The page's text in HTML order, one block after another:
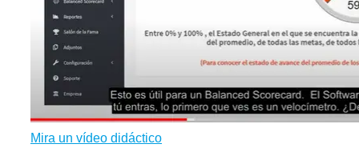
Mira un vídeo didáctico